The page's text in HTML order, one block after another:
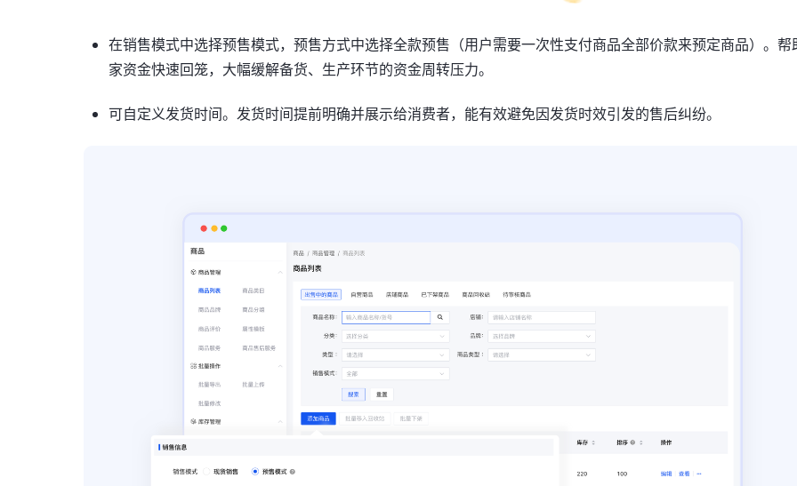
在销售模式中选择预售模式，预售方式中选择全款预售（用户需要一次性支付商品全部价款来预定商品）。帮
家资金快速回笼，大幅缓解备货、生产环节的资金周转压力。
可自定义发货时间。发货时间提前明确并展示给消费者，能有效避免因发货时效引发的售后纠纷。